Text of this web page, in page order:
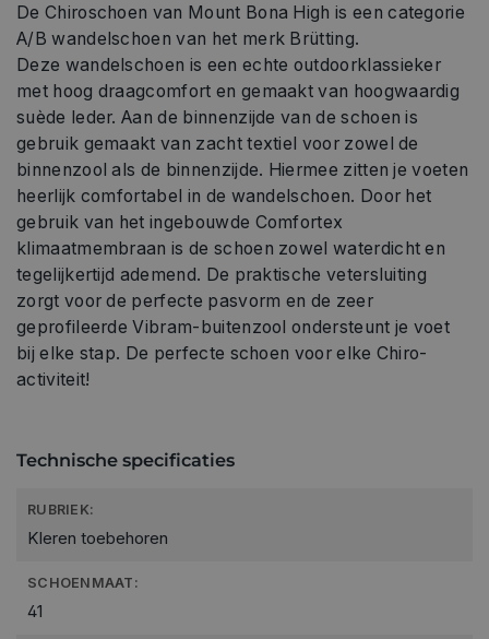
De Chiroschoen van Mount Bona High is een categorie
A/B wandelschoen van het merk Brütting.
Deze wandelschoen is een echte outdoorklassieker
met hoog draagcomfort en gemaakt van hoogwaardig
suède leder. Aan de binnenzijde van de schoen is
gebruik gemaakt van zacht textiel voor zowel de
binnenzool als de binnenzijde. Hiermee zitten je voeten
heerlijk comfortabel in de wandelschoen. Door het
gebruik van het ingebouwde Comfortex
klimaatmembraan is de schoen zowel waterdicht en
tegelijkertijd ademend. De praktische vetersluiting
zorgt voor de perfecte pasvorm en de zeer
geprofileerde Vibram-buitenzool ondersteunt je voet
bij elke stap. De perfecte schoen voor elke Chiro-
activiteit!
Technische specificaties
RUBRIEK:
Kleren toebehoren
SCHOENMAAT:
41